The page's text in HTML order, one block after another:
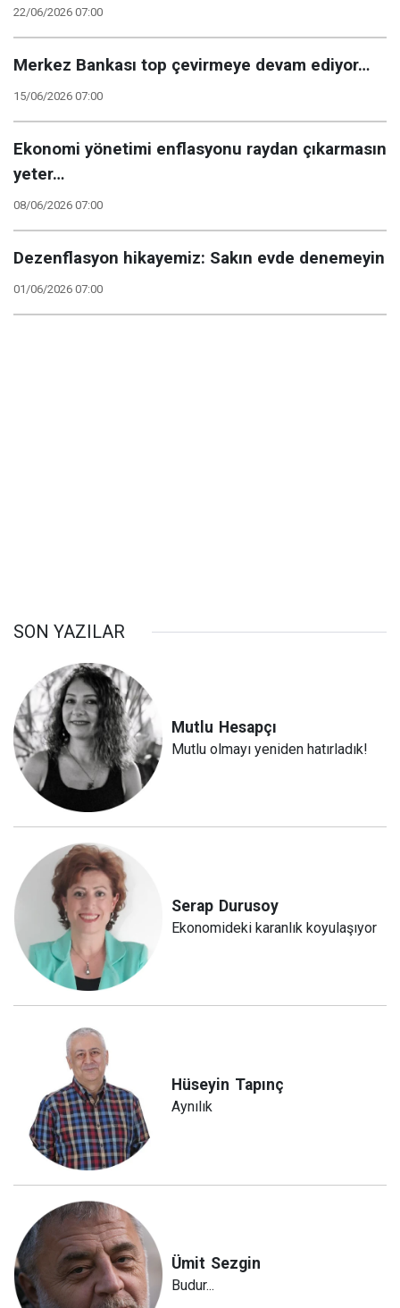
22/06/2026 07:00
Merkez Bankası top çevirmeye devam ediyor…
15/06/2026 07:00
Ekonomi yönetimi enflasyonu raydan çıkarmasın
yeter…
08/06/2026 07:00
Dezenflasyon hikayemiz: Sakın evde denemeyin
01/06/2026 07:00
SON YAZILAR
Mutlu Hesapçı
Mutlu olmayı yeniden hatırladık!
Serap Durusoy
Ekonomideki karanlık koyulaşıyor
Hüseyin Tapınç
Aynılık
Ümit Sezgin
Budur...